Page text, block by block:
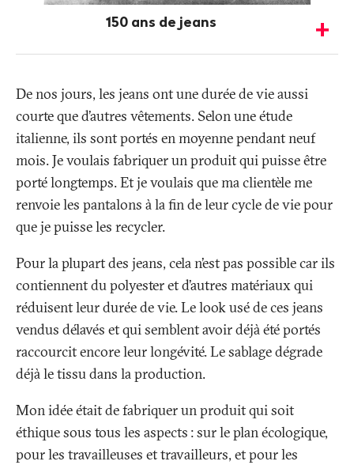
150 ans de jeans
De nos jours, les jeans ont une durée de vie aussi
courte que d’autres vêtements. Selon une étude
italienne, ils sont portés en moyenne pendant neuf
mois. Je voulais fabriquer un produit qui puisse être
porté longtemps. Et je voulais que ma clientèle me
renvoie les pantalons à la fin de leur cycle de vie pour
que je puisse les recycler.
Pour la plupart des jeans, cela n’est pas possible car ils
contiennent du polyester et d’autres matériaux qui
réduisent leur durée de vie. Le look usé de ces jeans
vendus délavés et qui semblent avoir déjà été portés
raccourcit encore leur longévité. Le sablage dégrade
déjà le tissu dans la production.
Mon idée était de fabriquer un produit qui soit
éthique sous tous les aspects : sur le plan écologique,
pour les travailleuses et travailleurs, et pour les